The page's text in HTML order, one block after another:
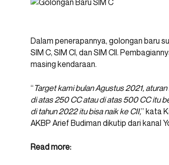
Dalam penerapannya, golongan baru
SIM C, SIM CI, dan SIM CII.
masing kendaraan.
“ Target kami bulan Agustus 2021,
di atas 250 CC atau di atas 500 CC itu
di tahun 2022 itu bisa naik ke CII,” kata
AKBP Arief Budiman dikutip dari kanal
Read more: